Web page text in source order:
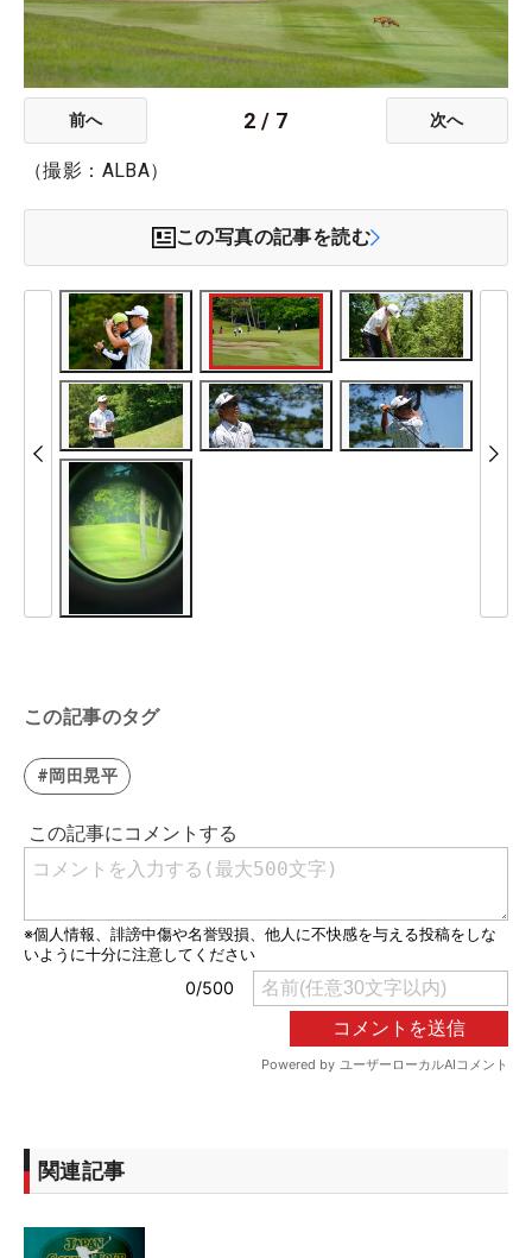
前へ 2 / 7 次へ
（撮影：ALBA）
この写真の記事を読む
この記事のタグ
#岡田晃平
関連記事